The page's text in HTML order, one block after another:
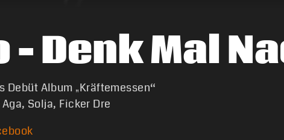
– Denk Mal
Debüt Album „Kräftemessen“
Solja, Ficker Dre